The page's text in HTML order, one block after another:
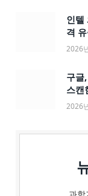
인텔
격
2026
구글
스캔
2026
과학